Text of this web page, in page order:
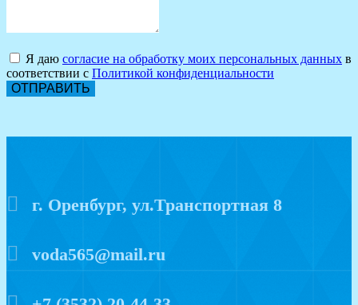
Я даю согласие на обработку моих персональных данных в
соответствии с Политикой конфиденциальности
ОТПРАВИТЬ
г. Оренбург, ул.Транспортная 8
voda565@mail.ru